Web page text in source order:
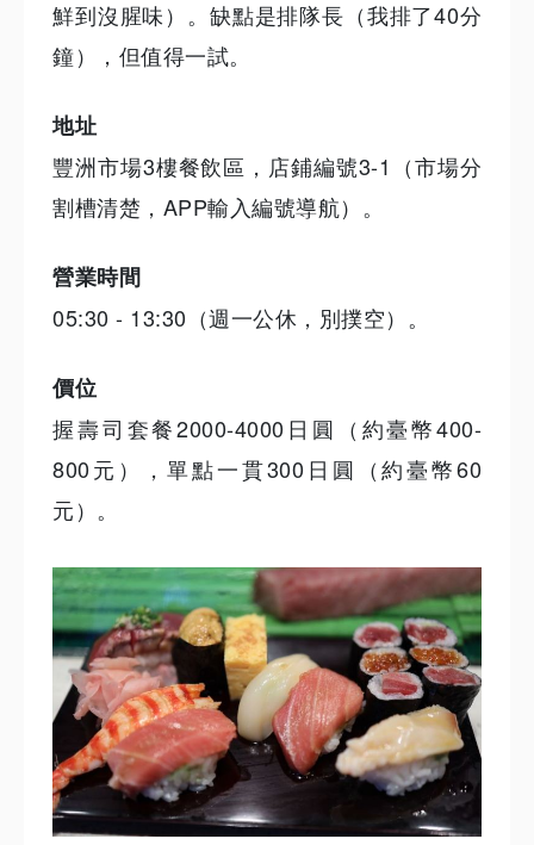
鮮到沒腥味）。缺點是排隊長（我排了40分
鐘），但值得一試。
地址
豐洲市場3樓餐飲區，店鋪編號3-1（市場分
割槽清楚，APP輸入編號導航）。
營業時間
05:30 - 13:30（週一公休，別撲空）。
價位
握壽司套餐2000-4000日圓（約臺幣400-
800元），單點一貫300日圓（約臺幣60
元）。